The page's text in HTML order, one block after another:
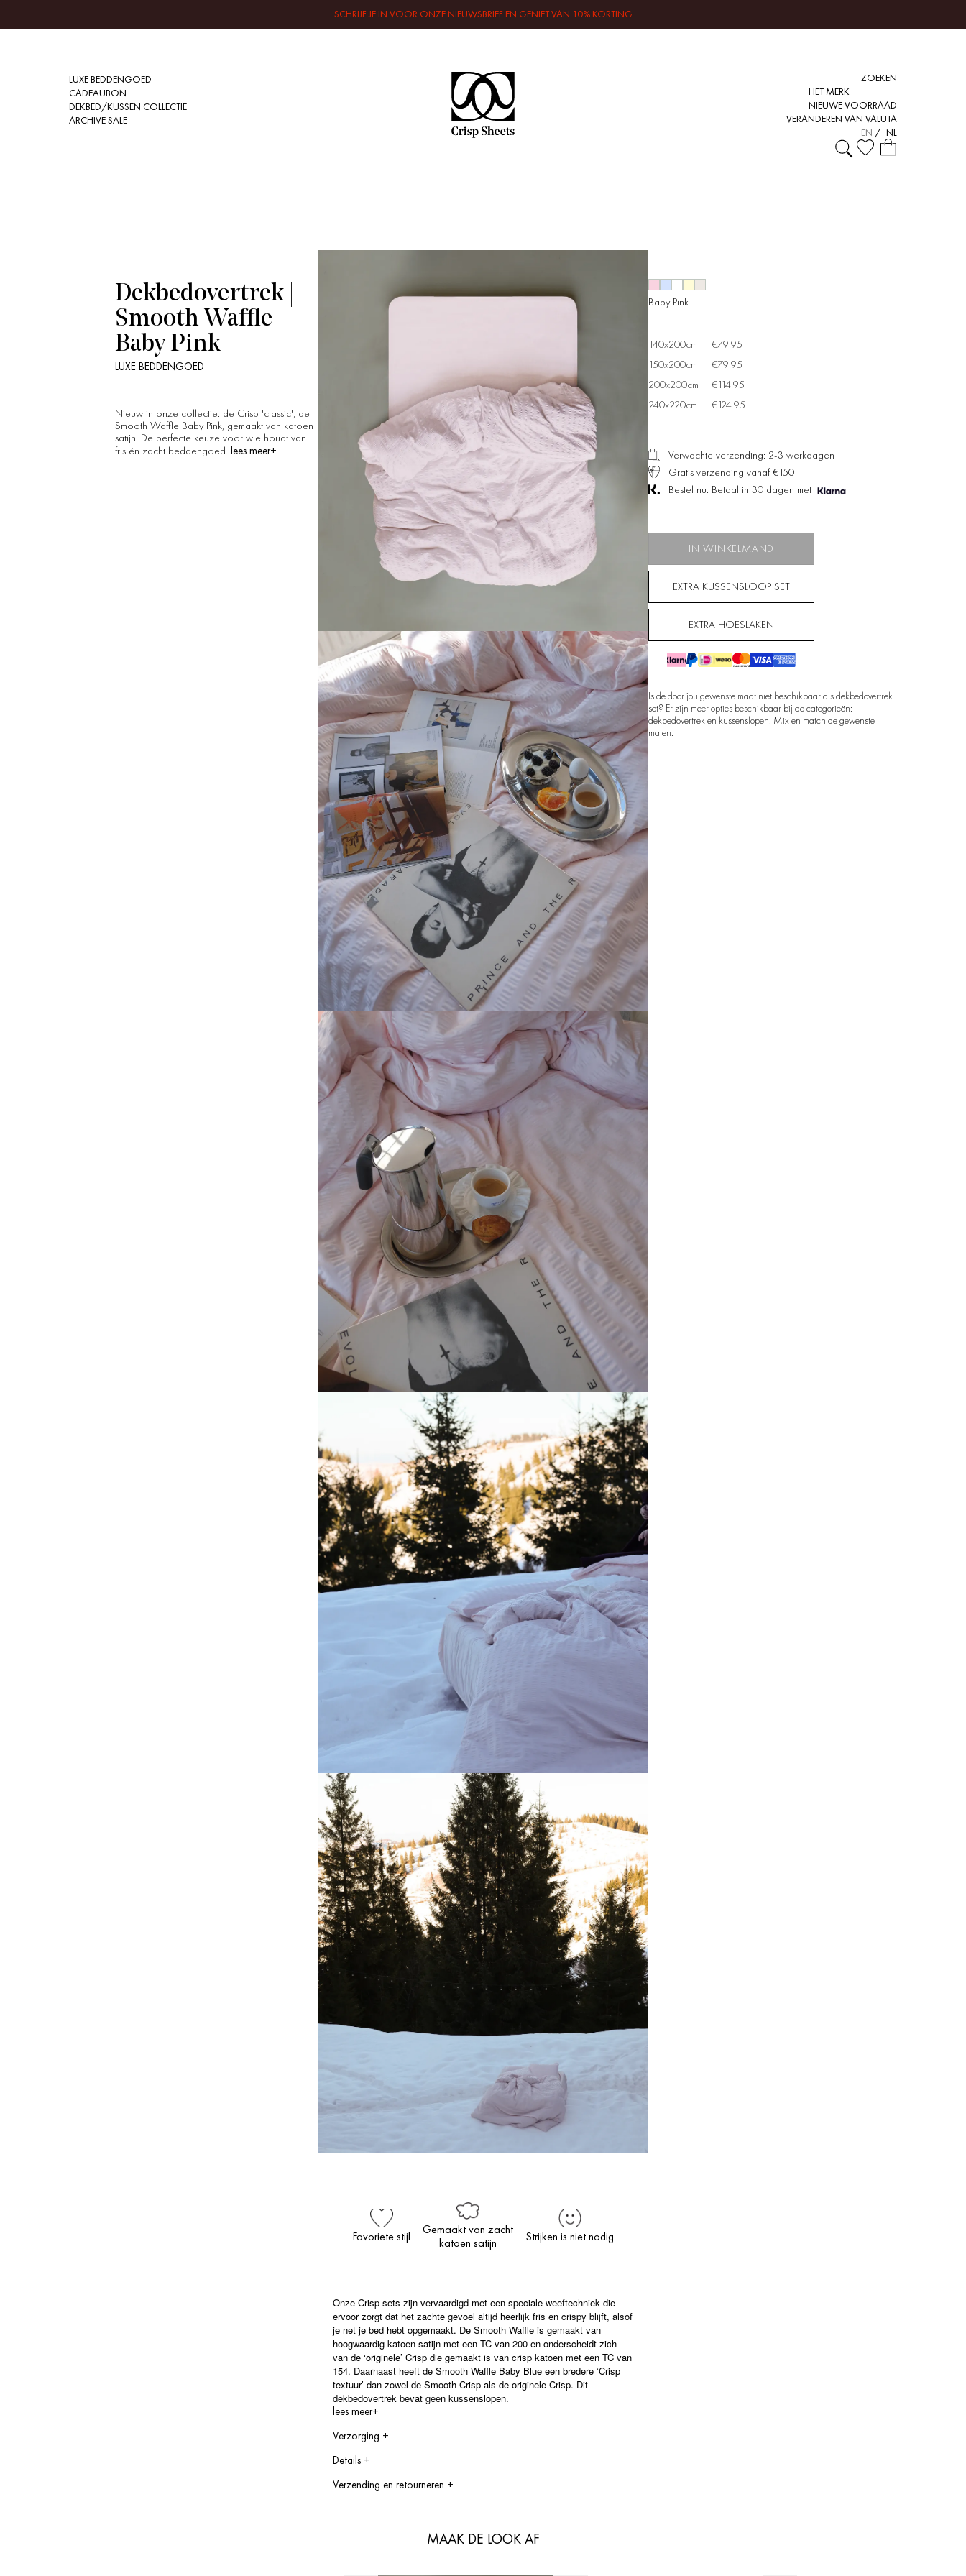
SCHRIJF JE IN VOOR ONZE NIEUWSBRIEF EN GENIET VAN 10% KORTING
LUXE BEDDENGOED
CADEAUBON
DEKBED/KUSSEN COLLECTIE
ARCHIVE SALE
ZOEKEN
HET MERK
NIEUWE VOORRAAD
VERANDEREN VAN VALUTA
EN / NL
Dekbedovertrek |
Smooth Waffle
Baby Pink
LUXE BEDDENGOED
Nieuw in onze collectie: de Crisp 'classic', de
Smooth Waffle Baby Pink, gemaakt van katoen
satijn. De perfecte keuze voor wie houdt van
fris én zacht beddengoed. lees meer+
Baby Pink
140x200cm
€79.95
150x200cm
€79.95
200x200cm
€114.95
240x220cm
€124.95
Verwachte verzending: 2-3 werkdagen
Gratis verzending vanaf €150
Bestel nu. Betaal in 30 dagen met
IN WINKELMAND
EXTRA KUSSENSLOOP SET
EXTRA HOESLAKEN
Is de door jou gewenste maat niet beschikbaar als dekbedovertrek
set? Er zijn meer opties beschikbaar bij de categorieën:
dekbedovertrek en kussenslopen. Mix en match de gewenste
maten.
Favoriete stijl
Gemaakt van zacht
katoen satijn
Strijken is niet nodig
Onze Crisp-sets zijn vervaardigd met een speciale weeftechniek die
ervoor zorgt dat het zachte gevoel altijd heerlijk fris en crispy blijft, alsof
je net je bed hebt opgemaakt. De Smooth Waffle is gemaakt van
hoogwaardig katoen satijn met een TC van 200 en onderscheidt zich
van de ‘originele’ Crisp die gemaakt is van crisp katoen met een TC van
154. Daarnaast heeft de Smooth Waffle Baby Blue een bredere ‘Crisp
textuur’ dan zowel de Smooth Crisp als de originele Crisp. Dit
dekbedovertrek bevatgeen kussenslopen.
lees meer+
Verzorging +
Max. Op 60 gr wassen, kan in de droger, niet strijken
Details +
140 x 200 cm
200 x 200 cm
Verzending en retourneren +
order has been confirmed.MAAK DE LOOK AF
SIGN UP FOR OUR NEWSLETTER AND RECEIVE
10% off
your first order.
*
→